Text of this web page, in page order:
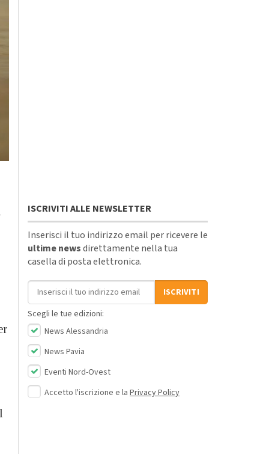
ISCRIVITI ALLE NEWSLETTER
Inserisci il tuo indirizzo email per ricevere le
ultime newsdirettamente nella tua
casella di posta elettronica.
Indirizzo email
ISCRIVITI
Scegli le tue edizioni:
News Alessandria
News Pavia
Eventi Nord-Ovest
Accetto l'iscrizione e la Privacy Policy